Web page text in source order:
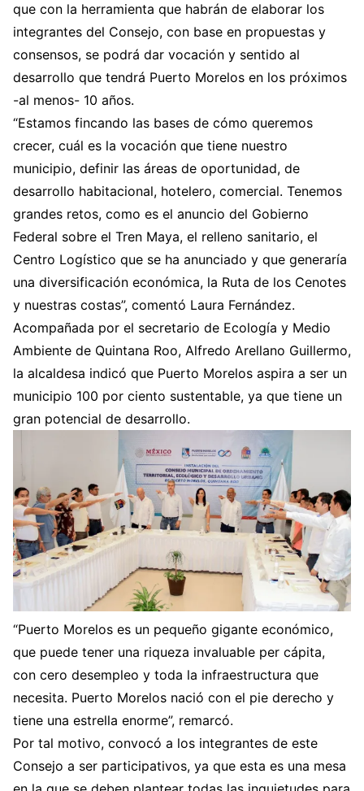
que con la herramienta que habrán de elaborar los
integrantes del Consejo, con base en propuestas y
consensos, se podrá dar vocación y sentido al
desarrollo que tendrá Puerto Morelos en los próximos
-al menos- 10 años.
“Estamos fincando las bases de cómo queremos
crecer, cuál es la vocación que tiene nuestro
municipio, definir las áreas de oportunidad, de
desarrollo habitacional, hotelero, comercial. Tenemos
grandes retos, como es el anuncio del Gobierno
Federal sobre el Tren Maya, el relleno sanitario, el
Centro Logístico que se ha anunciado y que generaría
una diversificación económica, la Ruta de los Cenotes
y nuestras costas”, comentó Laura Fernández.
Acompañada por el secretario de Ecología y Medio
Ambiente de Quintana Roo, Alfredo Arellano Guillermo,
la alcaldesa indicó que Puerto Morelos aspira a ser un
municipio 100 por ciento sustentable, ya que tiene un
gran potencial de desarrollo.
“Puerto Morelos es un pequeño gigante económico,
que puede tener una riqueza invaluable per cápita,
con cero desempleo y toda la infraestructura que
necesita. Puerto Morelos nació con el pie derecho y
tiene una estrella enorme”, remarcó.
Por tal motivo, convocó a los integrantes de este
Consejo a ser participativos, ya que esta es una mesa